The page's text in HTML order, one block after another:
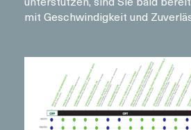
mit Geschwindigkeit und